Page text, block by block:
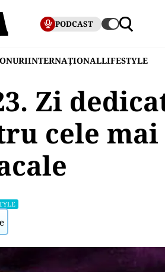
PODCAST
INTERNAȚIONALLIFESTYLE
Zi
cele mai